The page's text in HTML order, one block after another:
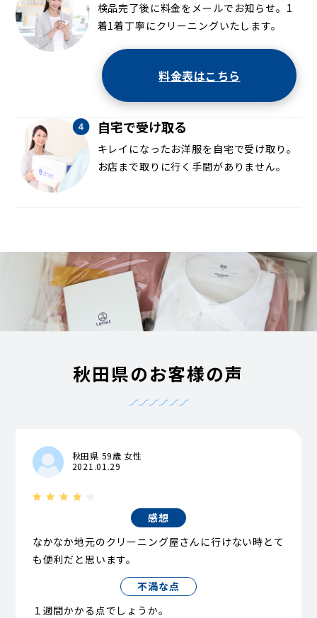
検品完了後に料金をメールでお知らせ。1
着1着丁寧にクリーニングいたします。
料金表はこちら
自宅で受け取る
キレイになったお洋服を自宅で受け取り。
お店まで取りに行く手間がありません。
秋田県のお客様の声
秋田県 59歳 女性
2021.01.29
感想
なかなか地元のクリーニング屋さんに行けない時とて
も便利だと思います。
不満な点
１週間かかる点でしょうか。